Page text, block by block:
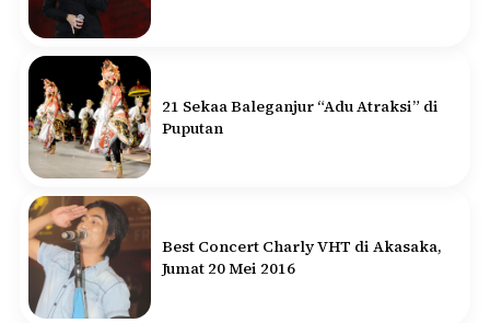
21 Sekaa Baleganjur “Adu Atraksi” di
Puputan
Best Concert Charly VHT di Akasaka,
Jumat 20 Mei 2016